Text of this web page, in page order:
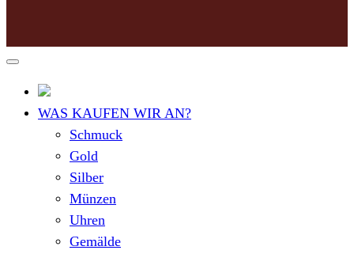
WAS KAUFEN WIR AN?
Schmuck
Gold
Silber
Münzen
Uhren
Gemälde